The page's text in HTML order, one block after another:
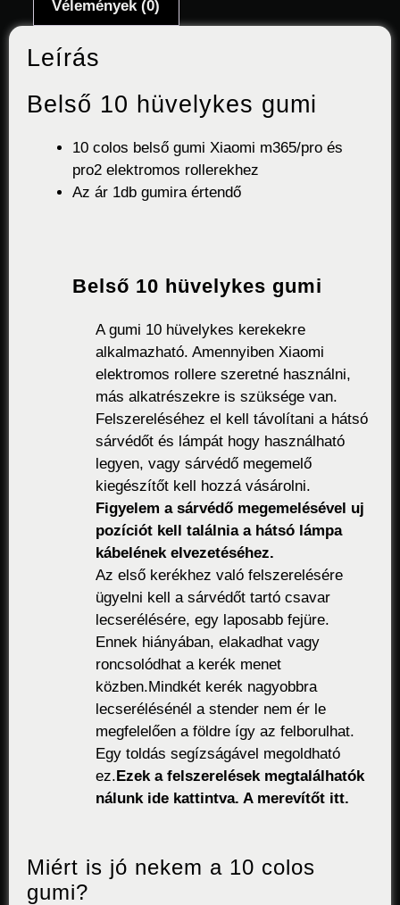
Vélemények (0)
Leírás
Belső 10 hüvelykes gumi
10 colos belső gumi Xiaomi m365/pro és
pro2 elektromos rollerekhez
Az ár 1db gumira értendő
Belső 10 hüvelykes gumi
A gumi 10 hüvelykes kerekekre
alkalmazható. Amennyiben Xiaomi
elektromos rollere szeretné használni,
más alkatrészekre is szüksége van.
Felszereléséhez el kell távolítani a hátsó
sárvédőt és lámpát hogy használható
legyen, vagy sárvédő megemelő
kiegészítőt kell hozzá vásárolni.
Figyelem a sárvédő megemelésével uj
pozíciót kell találnia a hátsó lámpa
kábelének elvezetéséhez.
Az első kerékhez való felszerelésére
ügyelni kell a sárvédőt tartó csavar
lecserélésére, egy laposabb fejüre.
Ennek hiányában, elakadhat vagy
roncsolódhat a kerék menet
közben.Mindkét kerék nagyobbra
lecserélésénél a stender nem ér le
megfelelően a földre így az felborulhat.
Egy toldás segízságável megoldható
ez. Ezek a felszerelések megtalálhatók
nálunk ide kattintva. A merevítőt itt.
Miért is jó nekem a 10 colos
gumi?